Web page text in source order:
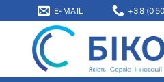
E-MAIL +38